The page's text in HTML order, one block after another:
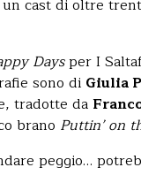
cast di oltre
Daysper I
sono di Giulia
tradotte da
brano Puttin’ on
peggio…